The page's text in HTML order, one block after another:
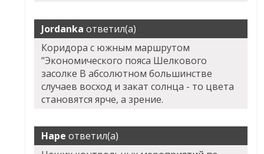
Jordanka ответил(а)
Коридора с южным маршрутом
"Экономического пояса Шелкового
засолке В абсолютном большинстве
случаев восход и закат солнца - то цвета
становятся ярче, а зрение.
Наре ответил(а)